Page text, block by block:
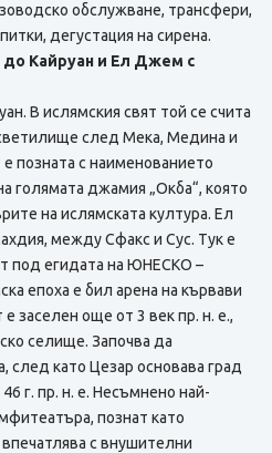
обслужване, трансфери,
дегустация на сирена.
до Кайруан и Ел Джем с
В ислямския свят той се счита
след Мека, Медина и
позната с наименованието
голямата джамия „Окба“, която
на ислямската култура. Ел
между Сфакс и Сус. Тук е
под егидата на ЮНЕСКО –
епоха е бил арена на кървави
заселен още от 3 век пр. н. е.,
селище. Започва да
след като Цезар основава град
г. пр. н. е. Несъмнено най-
познат като
с внушителни